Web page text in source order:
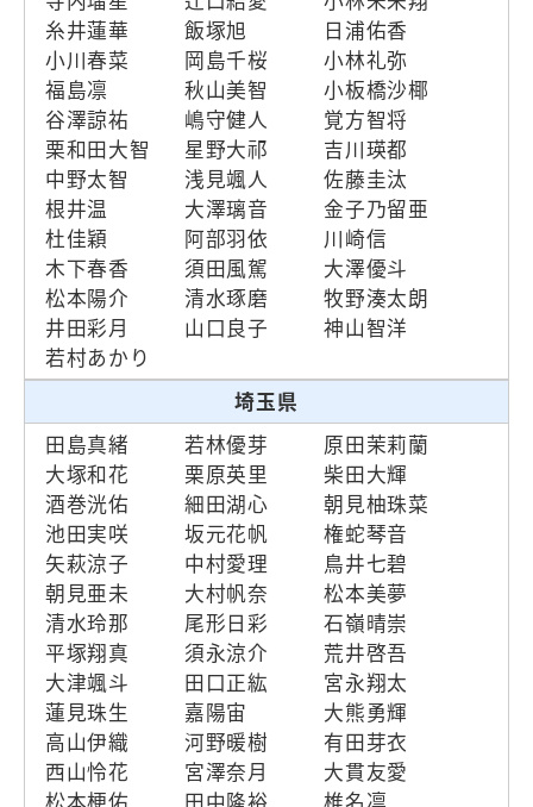
糸井蓮華
飯塚旭
日浦佑香
小川春菜
岡島千桜
小林礼弥
福島凛
秋山美智
小板橋沙椰
谷澤諒祐
嶋守健人
覚方智将
栗和田大智
星野大祁
吉川瑛都
中野太智
浅見颯人
佐藤圭汰
根井温
大澤璃音
金子乃留亜
杜佳穎
阿部羽依
川崎信
木下春香
須田風駕
大澤優斗
松本陽介
清水琢磨
牧野湊太朗
井田彩月
山口良子
神山智洋
若村あかり
埼玉県
田島真緒
若林優芽
原田茉莉蘭
大塚和花
栗原英里
柴田大輝
酒巻洸佑
細田湖心
朝見柚珠菜
池田実咲
坂元花帆
権蛇琴音
矢萩涼子
中村愛理
鳥井七碧
朝見亜未
大村帆奈
松本美夢
清水玲那
尾形日彩
石嶺晴崇
平塚翔真
須永涼介
荒井啓吾
大津颯斗
田口正紘
宮永翔太
蓮見珠生
嘉陽宙
大熊勇輝
高山伊織
河野暖樹
有田芽衣
西山怜花
宮澤奈月
大貫友愛